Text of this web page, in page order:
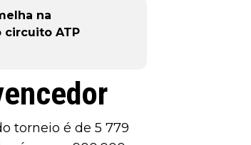
na
circuito ATP
torneio é de 5 779